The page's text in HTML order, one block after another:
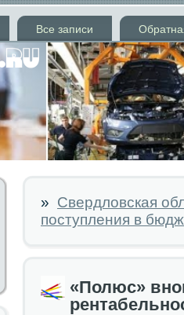
Все записи
» Свердловская
поступления в
«Полюс»